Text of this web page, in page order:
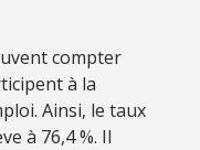
compter
à la
Ainsi, le taux
à 76,4 %. Il